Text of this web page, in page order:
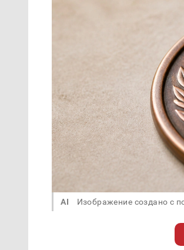
AI Изображение создано с